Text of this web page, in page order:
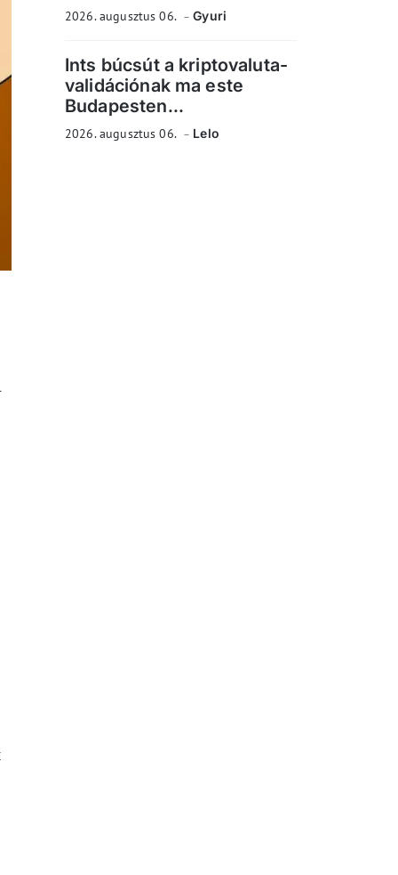
2026. augusztus 06. Gyuri
Ints búcsút a kriptovaluta-
validációnak ma este
Budapesten...
2026. augusztus 06. Lelo